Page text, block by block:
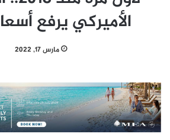
الأميركي يرفع
مارس 17, 2022